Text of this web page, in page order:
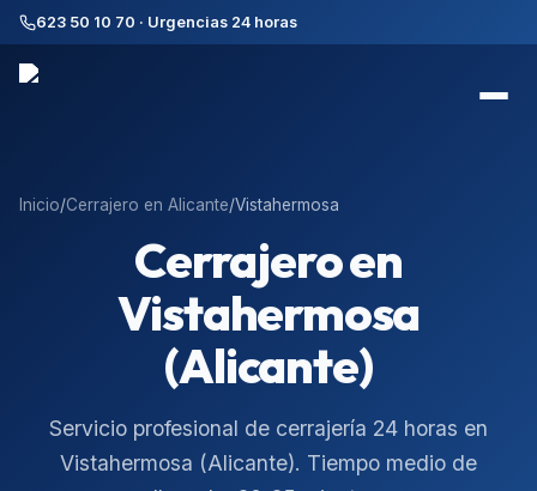
623 50 10 70 · Urgencias 24 horas
Inicio/Cerrajero en Alicante/Vistahermosa
Cerrajero en
Vistahermosa
(Alicante)
Servicio profesional de cerrajería 24 horas en
Vistahermosa (Alicante). Tiempo medio de